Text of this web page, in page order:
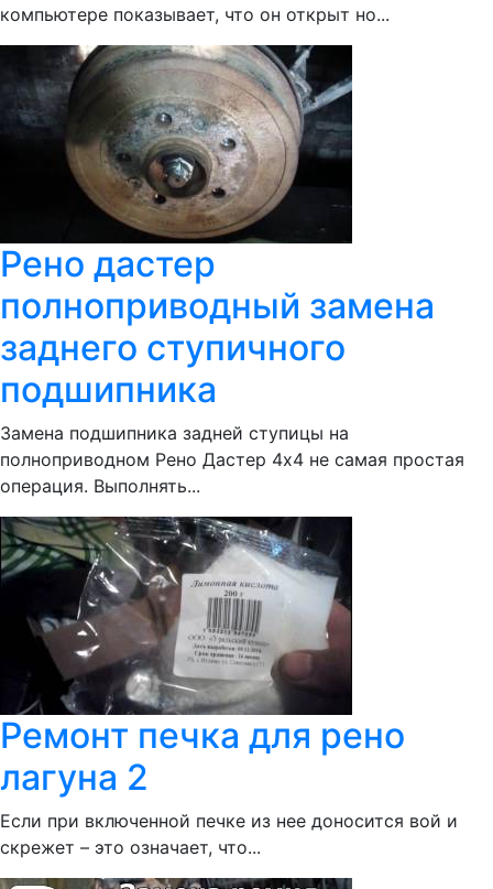
компьютере показывает, что он открыт но...
Рено дастер
полноприводный замена
заднего ступичного
подшипника
Замена подшипника задней ступицы на
полноприводном Рено Дастер 4х4 не самая простая
операция. Выполнять...
Ремонт печка для рено
лагуна 2
Если при включенной печке из нее доносится вой и
скрежет – это означает, что...